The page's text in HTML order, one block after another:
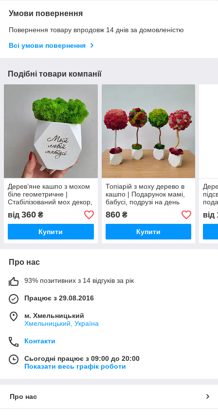
Умови повернення
Повернення товару впродовж 14 днів за домовленістю
Всі умови повернення
Подібні товари компанії
Дерев’яне кашпо з мохом
біле геометричне |
Стабілізований мох декор,
подарунок мамі, на День
матері
від 360 ₴
Купити
Топіарій з моху дерево в
кашпо | Подарунок мамі,
бабусі, подрузі на день
народження, декор з
гравіюванням
860₴
Купити
від
Про нас
93% позитивних з 14 відгуків за рік
Працює з 29.08.2016
м. Хмельницький
Хмельницький, Україна
Контакти
Сьогодні працює з 09:00 до 20:00
Показати весь графік роботи
Про нас